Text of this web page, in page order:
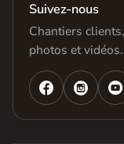
Suivez-nous
Chantiers
photos et vidéos.
  